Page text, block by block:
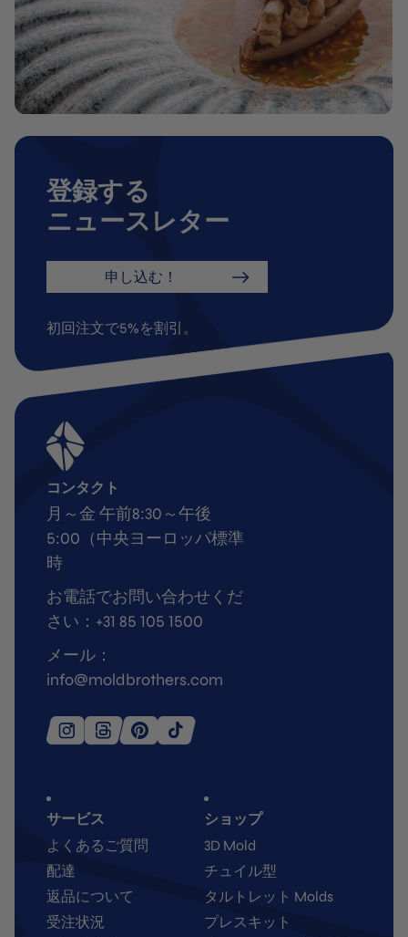
登録する
ニュースレター
申し込む！
初回注文で5%を割引。
サービス
よくあるご質問
配達
返品について
受注状況
ショップ
3D Mold
チュイル型
タルトレット Molds
プレスキット
コンタクト
月～金 午前8:30～午後
5:00（中央ヨーロッパ標準
時
お電話でお問い合わせくだ
さい：+31 85 105 1500
メール：
info@moldbrothers.com